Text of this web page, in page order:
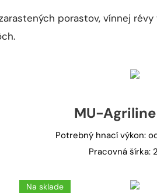
porastov, vínnej révy
MU-
Potrebný hnací výkon:
Pracovná šírka:
Na sklade